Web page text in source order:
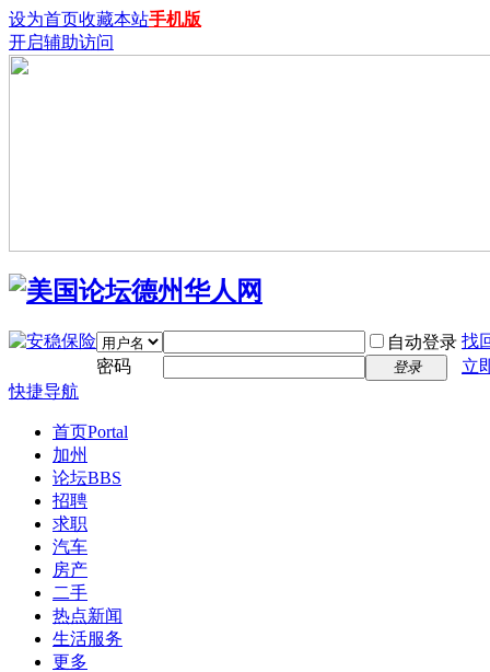
设为首页收藏本站手机版
开启辅助访问
自动登录 找
密码
登录
立
快捷导航
首页Portal
加州
论坛BBS
招聘
求职
汽车
房产
二手
热点新闻
生活服务
更多